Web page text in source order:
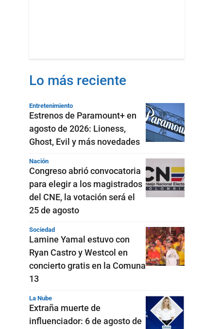
Lo más reciente
Entretenimiento
Estrenos de Paramount+ en
agosto de 2026: Lioness,
Ghost, Evil y más novedades
Nación
Congreso abrió convocatoria
para elegir a los magistrados
del CNE, la votación será el
25 de agosto
Sociedad
Lamine Yamal estuvo con
Ryan Castro y Westcol en
concierto gratis en la Comuna
13
La Nube
Extraña muerte de
influenciador: 6 de agosto de